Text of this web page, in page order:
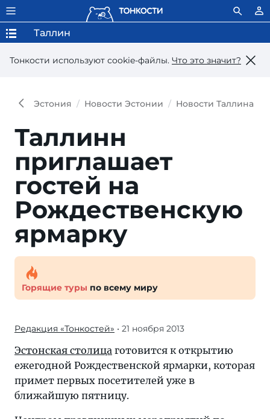
Тонкости используют сookie-файлы. Что это значит?
Таллин
Эстония Новости Эстонии Новости Таллина
Таллинн
приглашает
гостей на
Рождественскую
ярмарку
Горящие туры по всему миру
Редакция «Тонкостей» • 21 ноября 2013
Эстонская столица готовится к открытию
ежегодной Рождественской ярмарки, которая
примет первых посетителей уже в
ближайшую пятницу.